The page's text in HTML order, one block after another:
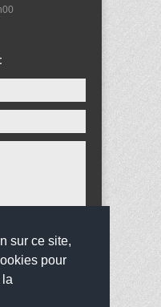
sur ce site,
pour
la